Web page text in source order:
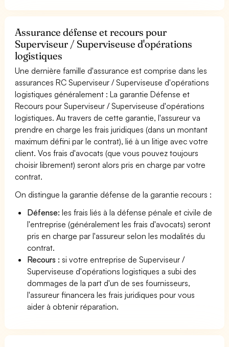
Assurance défense et recours pour
Superviseur / Superviseuse d'opérations
logistiques
Une dernière famille d'assurance est comprise dans les
assurances RC Superviseur / Superviseuse d'opérations
logistiques généralement : La garantie Défense et
Recours pour Superviseur / Superviseuse d'opérations
logistiques. Au travers de cette garantie, l'assureur va
prendre en charge les frais juridiques (dans un montant
maximum défini par le contrat), lié à un litige avec votre
client. Vos frais d'avocats (que vous pouvez toujours
choisir librement) seront alors pris en charge par votre
contrat.
On distingue la garantie défense de la garantie recours :
Défense: les frais liés à la défense pénale et civile de
l'entreprise (généralement les frais d'avocats) seront
pris en charge par l'assureur selon les modalités du
contrat.
Recours : si votre entreprise de Superviseur /
Superviseuse d'opérations logistiques a subi des
dommages de la part d'un de ses fournisseurs,
l'assureur financera les frais juridiques pour vous
aider à obtenir réparation.